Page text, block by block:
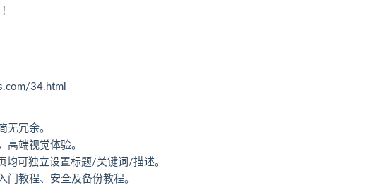
34.html
无冗余。
高端视觉体验。
均可独立设置标题/关键词/描述。
门教程、安全及备份教程。